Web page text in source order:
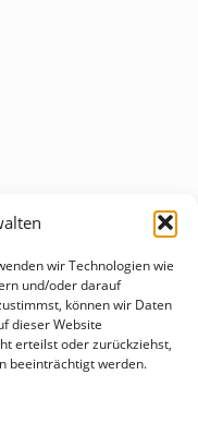
wir Technologien wie
und/oder darauf
können wir Daten
dieser Website
erteilst oder zurückziehst,
beeinträchtigt werden.